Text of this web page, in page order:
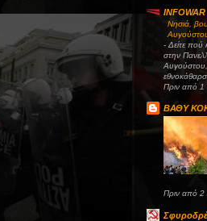
INFOWAR
Νησιά,
- Δείτε πού
στην
Αυγούστου,
Πριν από 1
ΒΑΘΥ
Πριν από 2